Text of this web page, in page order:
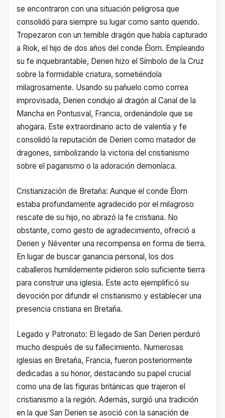
se encontraron con una situación peligrosa que
consolidó para siempre su lugar como santo querido.
Tropezaron con un temible dragón que había capturado
a Riok, el hijo de dos años del conde Élorn. Empleando
su fe inquebrantable, Derien hizo el Símbolo de la Cruz
sobre la formidable criatura, sometiéndola
milagrosamente. Usando su pañuelo como correa
improvisada, Derien condujo al dragón al Canal de la
Mancha en Pontusval, Francia, ordenándole que se
ahogara. Este extraordinario acto de valentía y fe
consolidó la reputación de Derien como matador de
dragones, simbolizando la victoria del cristianismo
sobre el paganismo o la adoración demoníaca.
Cristianización de Bretaña: Aunque el conde Élorn
estaba profundamente agradecido por el milagroso
rescate de su hijo, no abrazó la fe cristiana. No
obstante, como gesto de agradecimiento, ofreció a
Derien y Néventer una recompensa en forma de tierra.
En lugar de buscar ganancia personal, los dos
caballeros humildemente pidieron solo suficiente tierra
para construir una iglesia. Este acto ejemplificó su
devoción por difundir el cristianismo y establecer una
presencia cristiana en Bretaña.
Legado y Patronato: El legado de San Derien perduró
mucho después de su fallecimiento. Numerosas
iglesias en Bretaña, Francia, fueron posteriormente
dedicadas a su honor, destacando su papel crucial
como una de las figuras británicas que trajeron el
cristianismo a la región. Además, surgió una tradición
en la que San Derien se asoció con la sanación de